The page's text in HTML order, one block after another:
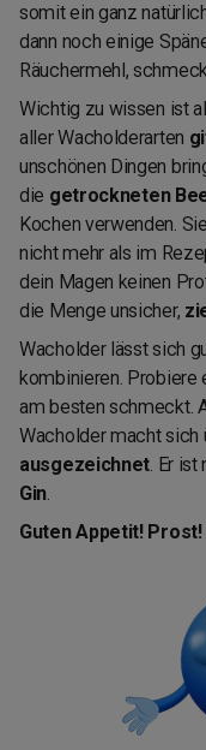
somit ein ganz
dann noch einige
Räuchermehl,
Wichtig zu wissen ist
aller Wacholderarten
unschönen Dingen
die getrockneten
Kochen verwenden.
nicht mehr als im
dein Magen keinen
die Menge unsicher,
Wacholder lässt sich
kombinieren. Probiere
am besten schmeckt.
Wacholder macht sich
ausgezeichnet. Er
Gin.
Guten Appetit!